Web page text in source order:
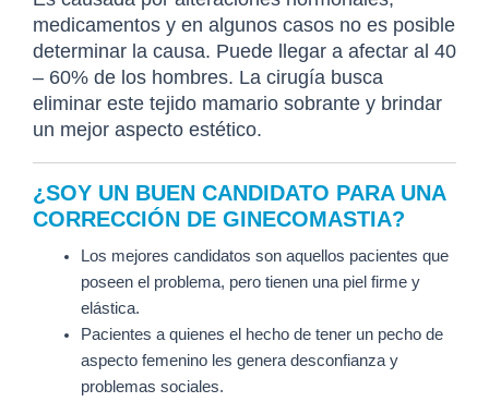
medicamentos y en algunos casos no es posible
determinar la causa. Puede llegar a afectar al 40
– 60% de los hombres. La cirugía busca
eliminar este tejido mamario sobrante y brindar
un mejor aspecto estético.
¿SOY UN BUEN CANDIDATO PARA UNA
CORRECCIÓN DE GINECOMASTIA?
Los mejores candidatos son aquellos pacientes que
poseen el problema, pero tienen una piel firme y
elástica.
Pacientes a quienes el hecho de tener un pecho de
aspecto femenino les genera desconfianza y
problemas sociales.